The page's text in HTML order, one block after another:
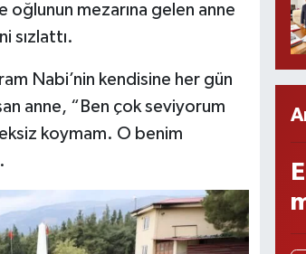
mezarına gelen anne
sızlattı.
Nabi’nin kendisine her gün
anne, “Ben çok seviyorum
koymam. O benim